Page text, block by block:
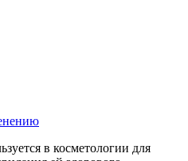
в косметологии для